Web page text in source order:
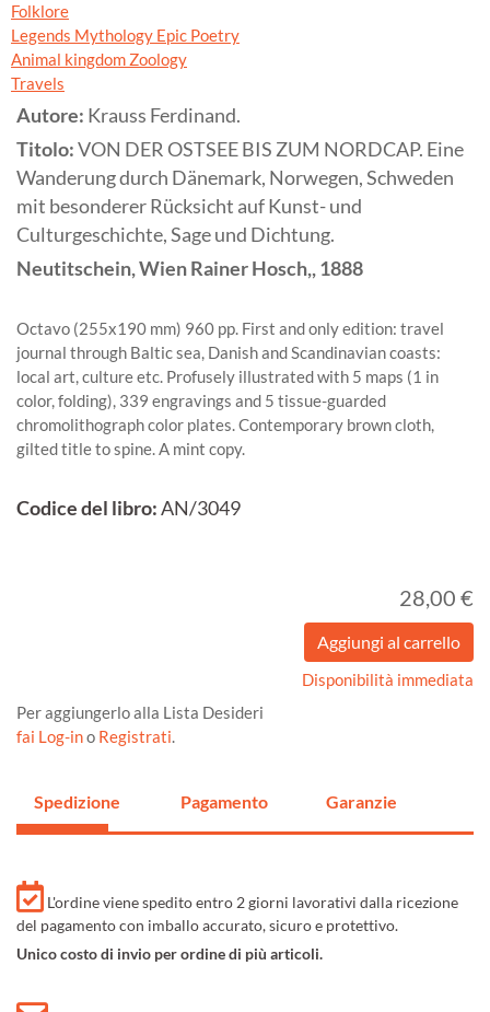
Folklore
Legends Mythology Epic Poetry
Animal kingdom Zoology
Travels
Autore: Krauss Ferdinand.
Titolo:VON DER OSTSEE BIS ZUM NORDCAP. Eine
Wanderung durch Dänemark, Norwegen, Schweden
mit besonderer Rücksicht auf Kunst- und
Culturgeschichte, Sage und Dichtung.
Neutitschein, WienRainer Hosch,,1888
Octavo (255x190 mm) 960 pp. First and only edition: travel
journal through Baltic sea, Danish and Scandinavian coasts:
local art, culture etc. Profusely illustrated with 5 maps (1 in
color, folding), 339 engravings and 5 tissue-guarded
chromolithograph color plates. Contemporary brown cloth,
gilted title to spine. A mint copy.
Codice del libro:AN/3049
28,00 €
Disponibilità immediata
Per aggiungerlo alla Lista Desideri
fai Log-ino Registrati.
Spedizione Pagamento Garanzie
L'ordine viene spedito entro 2 giorni lavorativi dalla ricezione
del pagamento con imballo accurato, sicuro e protettivo.
Unico costo di invio per ordine di più articoli.